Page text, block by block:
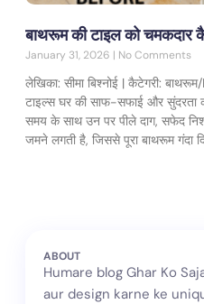
बाथरूम की टाइल को
January 31, 2026 No Comments
लेखिका: सीमा बिश्नोई | कैटेगरी:
टाइल्स घर की साफ-सफाई और सुंदरता
समय के साथ उन पर पीले दाग, सफेद
जमने लगती है, जिससे पूरा बाथरूम गंदा
ABOUT
Humare blog Ghar Ko
aur design karne ke